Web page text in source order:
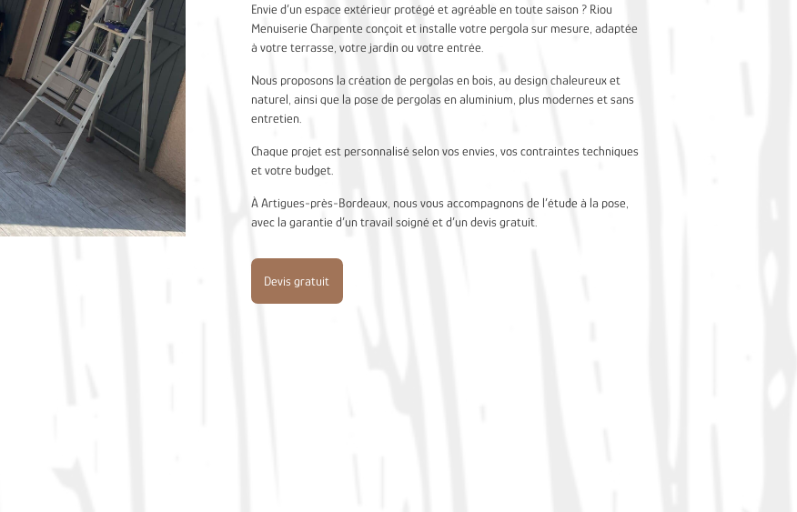
Envie d’un espace extérieur protégé et agréable en toute saison ? Riou
Menuiserie Charpente conçoit et installe votre pergola sur mesure, adaptée
à votre terrasse, votre jardin ou votre entrée.
Nous proposons la création de pergolas en bois, au design chaleureux et
naturel, ainsi que la pose de pergolas en aluminium, plus modernes et sans
entretien.
Chaque projet est personnalisé selon vos envies, vos contraintes techniques
et votre budget.
À Artigues-près-Bordeaux, nous vous accompagnons de l’étude à la pose,
avec la garantie d’un travail soigné et d’un devis gratuit.
Devis gratuit